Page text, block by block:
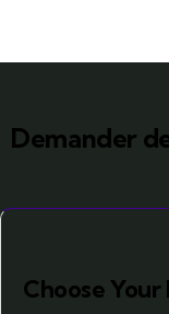
Demander
Choose